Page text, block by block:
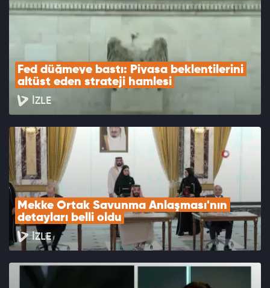
Fed düğmeye bastı: Piyasa beklentilerini
altüst eden strateji hamlesi
İZLE
Mekke Ortak Savunma Anlaşması'nın
detayları belli oldu
İZLE